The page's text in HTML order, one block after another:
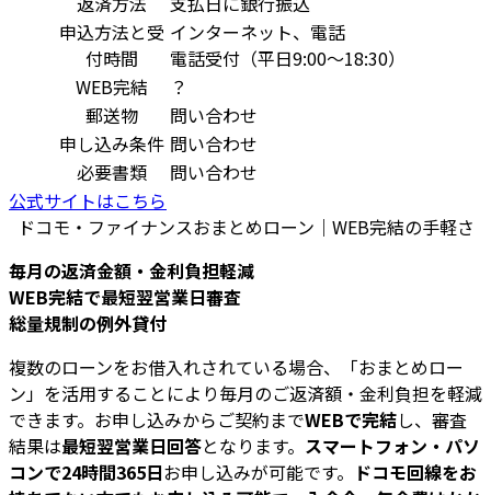
申込方法と受
付時間
インターネット、電話
電話受付（平日9:00～18:30）
WEB完結
？
郵送物
問い合わせ
申し込み条件 問い合わせ
必要書類
問い合わせ
公式サイトはこちら
ドコモ・ファイナンスおまとめローン｜WEB完結の手軽さ
毎月の返済金額・金利負担軽減
WEB完結で最短翌営業日審査
総量規制の例外貸付
複数のローンをお借入れされている場合、「おまとめロー
ン」を活用することにより毎月のご返済額・金利負担を軽減
できます。お申し込みからご契約までWEBで完結し、審査
結果は最短翌営業日回答となります。 スマートフォン・パソ
コンで24時間365日お申し込みが可能です。 ドコモ回線をお